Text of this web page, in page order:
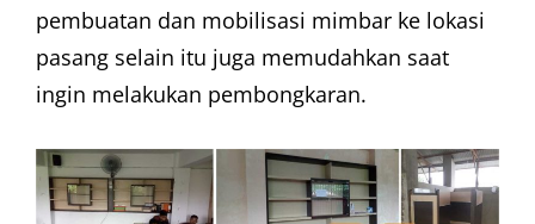
pembuatan dan mobilisasi mimbar ke lokasi
pasang selain itu juga memudahkan saat
ingin melakukan pembongkaran.